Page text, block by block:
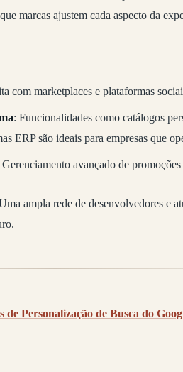
marcas ajustem cada aspecto da
com marketplaces e plataformas
: Funcionalidades como catálogos
ERP são ideais para empresas que
Gerenciamento avançado de
ampla rede de desenvolvedores e
de Personalização de Busca do